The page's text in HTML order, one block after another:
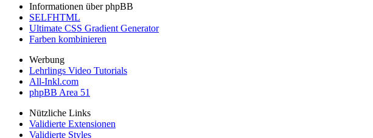
Informationen über phpBB
SELFHTML
Ultimate CSS Gradient Generator
Farben kombinieren
Werbung
Lehrlings Video Tutorials
All-Inkl.com
phpBB Area 51
Nützliche Links
Validierte Extensionen
Validierte Styles